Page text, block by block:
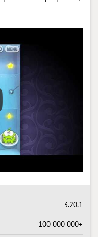
3.20.1
100 000 000+